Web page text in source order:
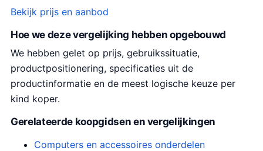
Bekijk prijs en aanbod
Hoe we deze vergelijking hebben opgebouwd
We hebben gelet op prijs, gebruikssituatie,
productpositionering, specificaties uit de
productinformatie en de meest logische keuze per
kind koper.
Gerelateerde koopgidsen en vergelijkingen
Computers en accessoires onderdelen